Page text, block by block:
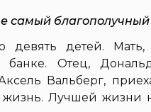
самый
девять детей.
Отец,
Вальберг,
жизнь. Лучшей жизни